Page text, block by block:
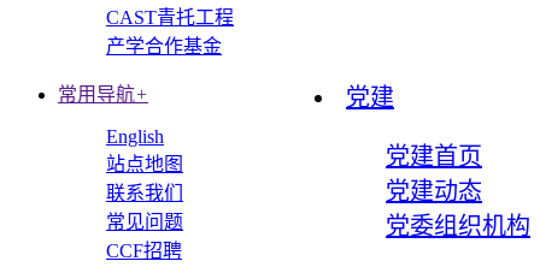
CAST青托工程
产学合作基金
党建
党建首页
党建动态
党委组织机构
常用导航+
English
站点地图
联系我们
常见问题
CCF招聘